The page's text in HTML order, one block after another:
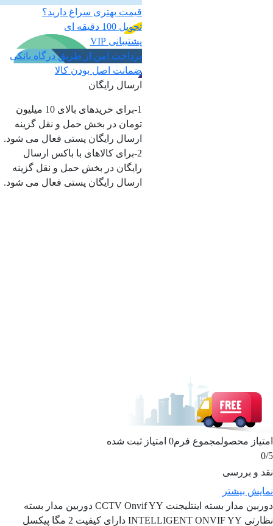
قیمت بهتری سراغ دارید؟
تحویل 100 دقیقه ای
پشتیبانی VIP
پرداخت امن از طریق درگاه بانکی
ضمانت اصل بودن کالا
ارسال رایگان
1-برای خریدهای بالای 10 میلیون
تومان در بخش حمل و نقل گزینه
ارسال رایگان پستی فعال می شود.
2-برای کالاهای با باکس ارسال
رایگان در بخش حمل و نقل گزینه
ارسال رایگان پستی فعال می شود.
امتیاز محصولمجموع فرم0 امتیاز ثبت شده
0/5
نقد و بررسی
نمایش بیشتر
دوربین مدار بسته اینتلیجنت CCTV Onvif YY دوربین مدار بسته
نظارتی INTELLIGENT ONVIF YY دارای کیفیت 2 مگا پیکسل